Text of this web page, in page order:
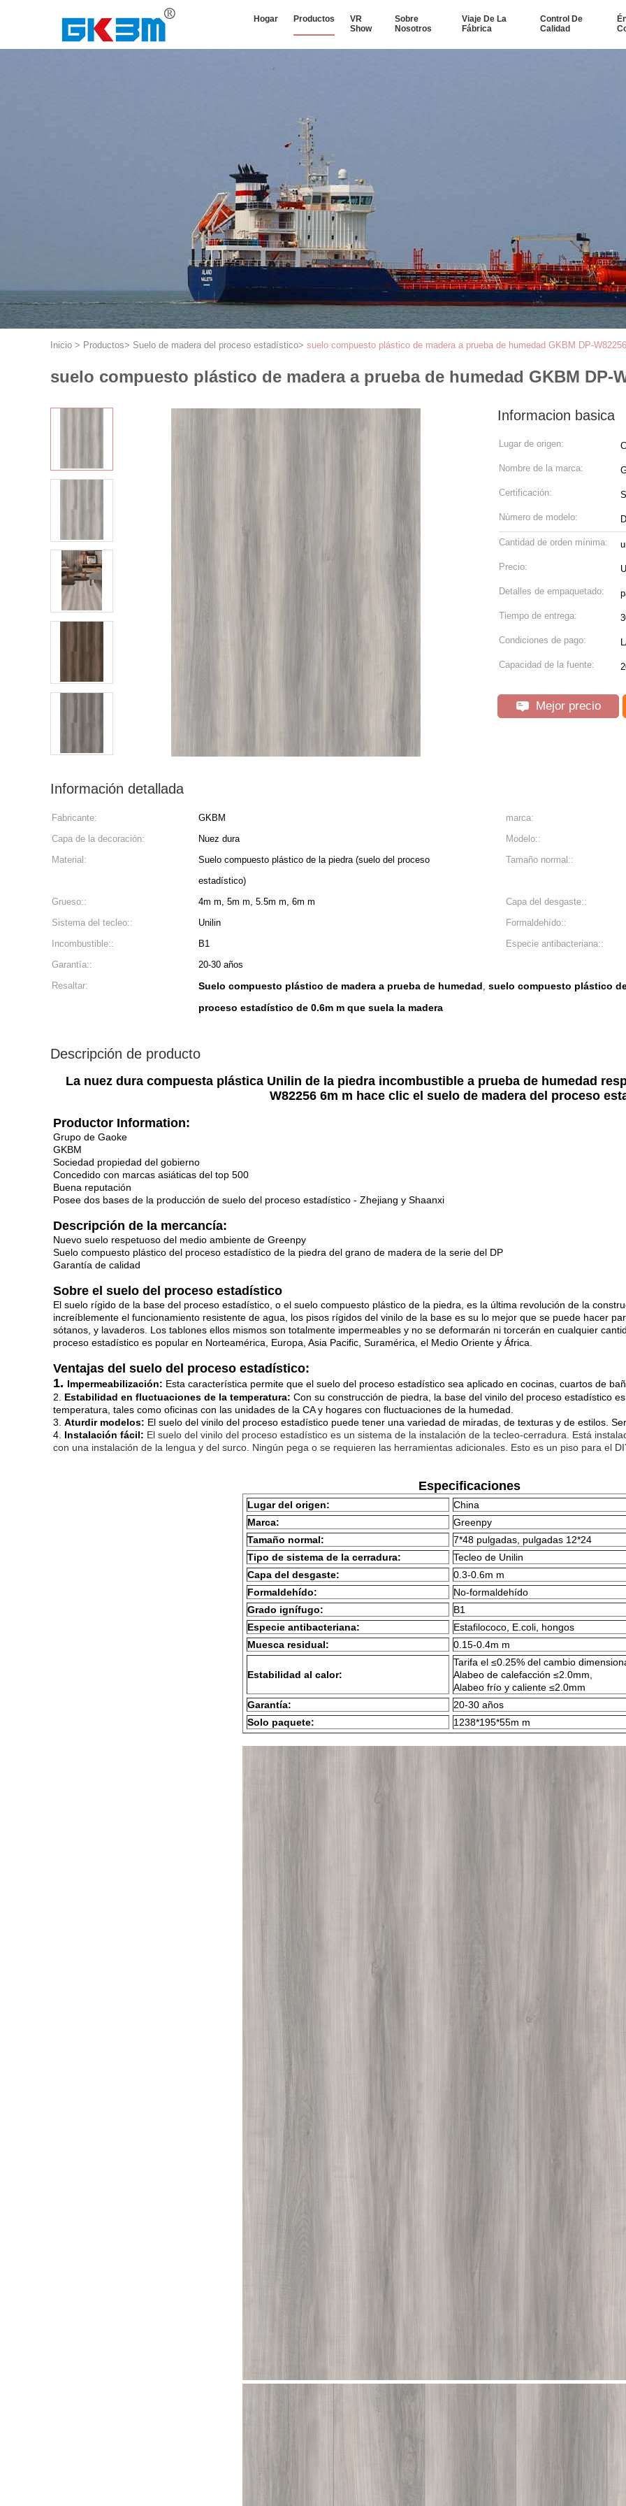
Hogar Productos
VR
Show
Sobre
Nosotros
Viaje De La
Fábrica
Control De
Calidad
Inicio > Productos> Suelo de madera del proceso estadístico> suelo compuesto plástico de madera a prueba de humedad GKBM DP-
suelo compuesto plástico de madera a prueba de humedad GKBM DP-
Informacion basica
Lugar de origen:
Nombre de la marca:
Certificación:
Número de modelo:
Cantidad de orden mínima:
Precio:
Detalles de empaquetado:
Tiempo de entrega:
Condiciones de pago:
Capacidad de la fuente:
Mejor precio
Información detallada
Fabricante: GKBM
marca:
Capa de la decoración:
Nuez dura
Modelo::
Material:
Suelo compuesto plástico de la piedra (suelo del proceso
estadístico)
Tamaño normal::
Grueso:: 4m m, 5m m, 5.5m m, 6m m
Capa del desgaste::
Sistema del tecleo::
Unilin
Formaldehído::
Incombustible::
B1
Especie antibacteriana::
Garantía::
20-30 años
Resaltar:
Suelo compuesto plástico de madera a prueba de humedad, suelo compuesto plástico
proceso estadístico de 0.6m m que suela la madera
Descripción de producto
La nuez dura compuesta plástica Unilin de la piedra incombustible a prueba de humedad
W82256 6m m hace clic el suelo de madera del proceso
Productor Information:
Grupo de Gaoke
GKBM
Sociedad propiedad del gobierno
Concedido con marcas asiáticas del top 500
Buena reputación
Posee dos bases de la producción de suelo del proceso estadístico - Zhejiang y Shaanxi
Descripción de la mercancía:
Nuevo suelo respetuoso del medio ambiente de Greenpy
Suelo compuesto plástico del proceso estadístico de la piedra del grano de madera de la serie del DP
Garantía de calidad
Sobre el suelo del proceso estadístico
El suelo rígido de la base del proceso estadístico, o el suelo compuesto plástico de la piedra, es la última revolución de la
increíblemente el funcionamiento resistente de agua, los pisos rígidos del vinilo de la base es su lo mejor que se puede hacer
sótanos, y lavaderos. Los tablones ellos mismos son totalmente impermeables y no se deformarán ni torcerán en cualquier
proceso estadístico es popular en Norteamérica, Europa, Asia Pacific, Suramérica, el Medio Oriente y África.
Ventajas del suelo del proceso estadístico:
1. Impermeabilización: Esta característica permite que el suelo del proceso estadístico sea aplicado en cocinas, cuartos de
2. Estabilidad en fluctuaciones de la temperatura: Con su construcción de piedra, la base del vinilo del proceso estadístico
temperatura, tales como oficinas con las unidades de la CA y hogares con fluctuaciones de la humedad.
3. Aturdir modelos: El suelo del vinilo del proceso estadístico puede tener una variedad de miradas, de texturas y de estilos.
4. Instalación fácil: El suelo del vinilo del proceso estadístico es un sistema de la instalación de la tecleo-cerradura. Está
con una instalación de la lengua y del surco. Ningún pega o se requieren las herramientas adicionales. Esto es un piso para el
Especificaciones
Lugar del origen:
China
Marca:
Greenpy
Tamaño normal:
7*48 pulgadas, pulgadas 12*24
Tipo de sistema de la cerradura:
Tecleo de Unilin
Capa del desgaste:
0.3-0.6m m
Formaldehído:
No-formaldehído
Grado ignífugo:
B1
Especie antibacteriana:
Estafilococo, E.coli, hongos
Muesca residual:
0.15-0.4m m
Estabilidad al calor:
Tarifa el ≤0.25% del cambio
Alabeo de calefacción ≤2.0mm,
Alabeo frío y caliente ≤2.0mm
Garantía:
20-30 años
Solo paquete:
1238*195*55m m